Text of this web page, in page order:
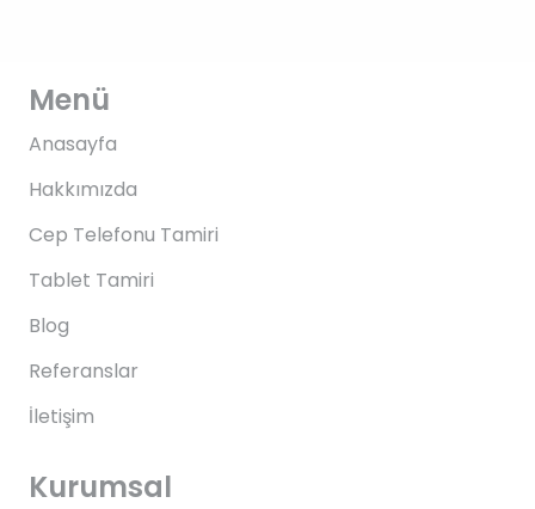
Menü
Anasayfa
Hakkımızda
Cep Telefonu Tamiri
Tablet Tamiri
Blog
Referanslar
İletişim
Kurumsal